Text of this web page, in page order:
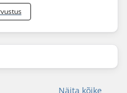
Näita kõike